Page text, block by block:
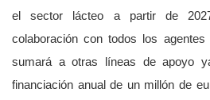
el sector lácteo a partir de
colaboración con todos los
sumará a otras líneas de apoyo
financiación anual de un millón de